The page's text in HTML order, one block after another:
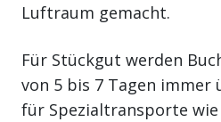
Luftraum gemacht.
Für Stückgut werden
von 5 bis 7 Tagen immer
für Spezialtransporte